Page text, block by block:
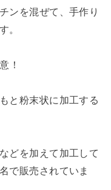
ンを混ぜて、手作り
。
！
と粉末状に加工する
どを加えて加工して
で販売されていま